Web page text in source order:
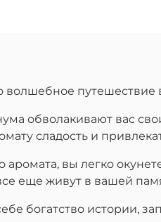
волшебное
обволакивают вас
сладость и
аромата, вы легко
еще живут в вашей
богатство истории,